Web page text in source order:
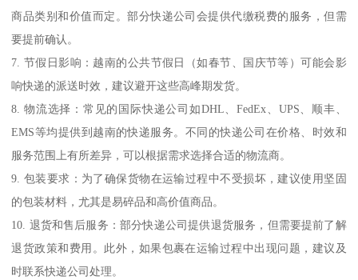
商品类别和价值而定。部分快递公司会提供代缴税费的服务，但需
要提前确认。
7. 节假日影响：越南的公共节假日（如春节、国庆节等）可能会影
响快递的派送时效，建议避开这些高峰期发货。
8. 物流选择：常见的国际快递公司如DHL、FedEx、UPS、顺丰、
EMS等均提供到越南的快递服务。不同的快递公司在价格、时效和
服务范围上有所差异，可以根据需求选择合适的物流商。
9. 包装要求：为了确保货物在运输过程中不受损坏，建议使用坚固
的包装材料，尤其是易碎品和高价值商品。
10. 退货和售后服务：部分快递公司提供退货服务，但需要提前了解
退货政策和费用。此外，如果包裹在运输过程中出现问题，建议及
时联系快递公司处理。